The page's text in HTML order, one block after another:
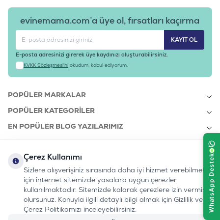
200 mg, Taurin: 2,6 gr - Teknolojik katkı maddeleri: Sedimenter
BESLEME KILAVUZU
AMİNOASİTLER
Taurin (%)
0.3
Arjinin(%)
Lizin (%)
1.35
Metiyonin (%)
Metiyonin + Sistein (%)
Kalsiyum (%)
0.85
Fosfor (%)
0.78
Sodyum (%)
0.5
Klorür (%)
evinemama.com’a üye ol, fırsatları kaçırma
KAYIT OL
E-posta adresinizi girerek üye kaydınızı oluşturabilirsiniz.
KVKK Sözleşmesi'ni okudum, kabul ediyorum.
POPÜLER MARKALAR
POPÜLER KATEGORILER
EN POPÜLER BLOG YAZILARIMIZ
KURUMSAL
bizi takip edin:
Instagram
Youtube
TiktokFacebook
Linkedin
www.evinemama.com
0232 7000 212
%100 MUTLU
MÜŞTERI HATTI
Çerez Kullanımı
Sizlere alışverişiniz sırasında daha iyi hizmet verebilmek
için internet sitemizde yasalara uygun çerezler
kullanılmaktadır. Sitemizde kalarak çerezlere izin vermiş
olursunuz. Konuyla ilgili detaylı bilgi almak için Gizlilik ve
Çerez Politikamızı inceleyebilirsiniz.